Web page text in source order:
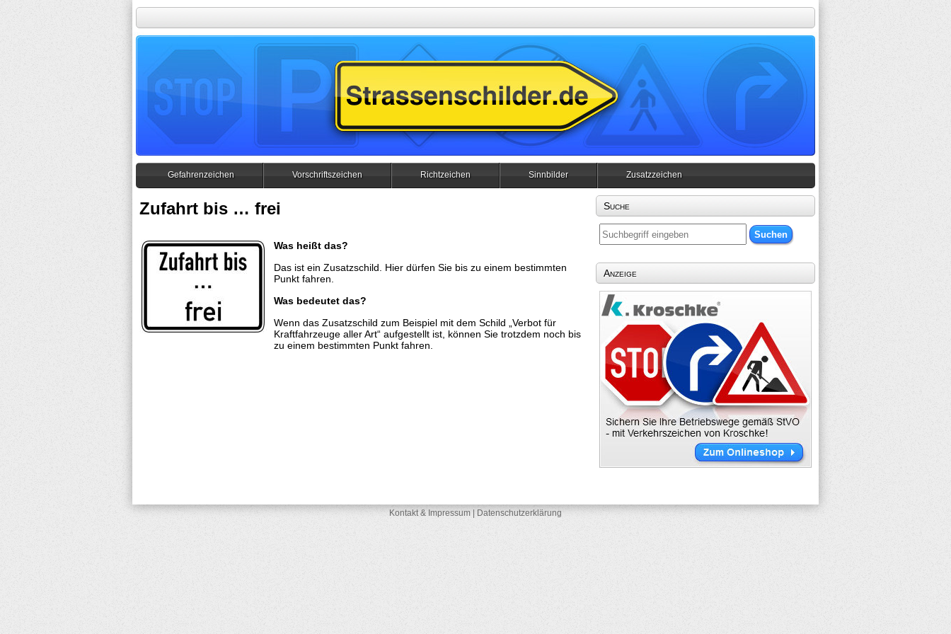
Gefahrenzeichen Vorschriftszeichen Richtzeichen Sinnbilder Zusatzzeichen
Zufahrt bis … frei
Was heißt das?
Das ist ein Zusatzschild. Hier dürfen Sie bis zu einem bestimmten
Punkt fahren.
Was bedeutet das?
Wenn das Zusatzschild zum Beispiel mit dem Schild „Verbot für
Kraftfahrzeuge aller Art“ aufgestellt ist, können Sie trotzdem noch bis
zu einem bestimmten Punkt fahren.
Suche
Anzeige
Kontakt & Impressum Datenschutzerklärung